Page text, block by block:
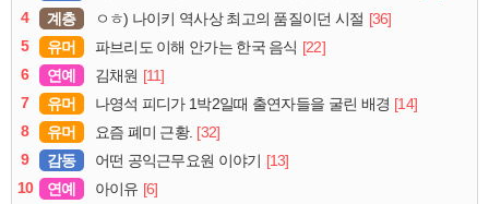
4
계층 ㅇㅎ) 나이키 역사상 최고의 품질이던 시절 [36]
5
유머 파브리도 이해 안가는 한국 음식 [22]
6
연예 김채원 [11]
7
유머 나영석 피디가 1박2일때 출연자들을 굴린 배경 [14]
8
유머 요즘 폐미 근황. [32]
9
감동 어떤 공익근무요원 이야기 [13]
10
연예 아이유 [6]